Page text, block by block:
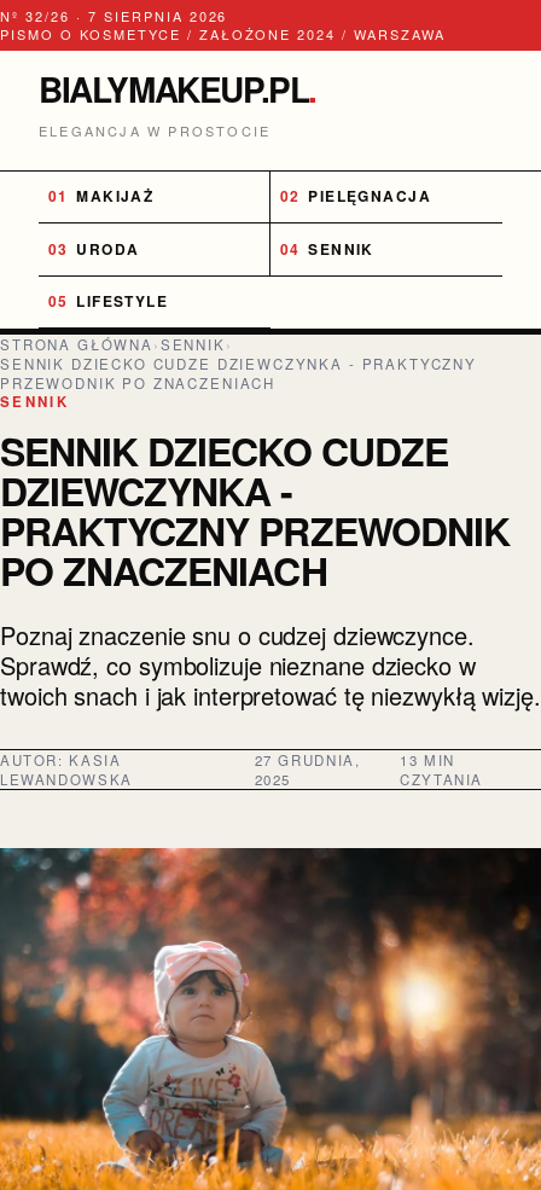
Nº 32/26 · 7 SIERPNIA 2026
PISMO O KOSMETYCE / ZAŁOŻONE 2024 / WARSZAWA
BIALYMAKEUP.PL.
ELEGANCJA W PROSTOCIE
MAKIJAŻ PIELĘGNACJA
URODA SENNIK
LIFESTYLE
STRONA GŁÓWNA›SENNIK›
SENNIK DZIECKO CUDZE DZIEWCZYNKA - PRAKTYCZNY
PRZEWODNIK PO ZNACZENIACH
SENNIK
SENNIK DZIECKO CUDZE
DZIEWCZYNKA -
PRAKTYCZNY PRZEWODNIK
PO ZNACZENIACH
Poznaj znaczenie snu o cudzej dziewczynce.
Sprawdź, co symbolizuje nieznane dziecko w
twoich snach i jak interpretować tę niezwykłą wizję.
AUTOR: KASIA
LEWANDOWSKA
27 GRUDNIA,
2025
13 MIN
CZYTANIA